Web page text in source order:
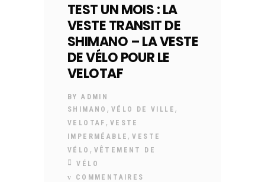
TEST UN MOIS : LA
VESTE TRANSIT DE
SHIMANO – LA VESTE
DE VÉLO POUR LE
VELOTAF
BYADMIN
SHIMANO , VÉLO DE VILLE,
VELOTAF , VESTE
IMPERMÉABLE,VESTE
VÉLO , VÊTEMENT DE
VÉLO
COMMENTAIRES